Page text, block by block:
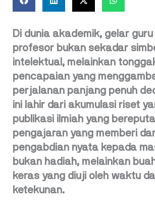
Di dunia akademik, gelar
profesor bukan sekadar
intelektual, melainkan
pencapaian yang
perjalanan panjang penuh
ini lahir dari akumulasi riset
publikasi ilmiah yang
pengajaran yang memberi
pengabdian nyata kepada
bukan hadiah, melainkan
keras yang diuji oleh waktu
ketekunan.